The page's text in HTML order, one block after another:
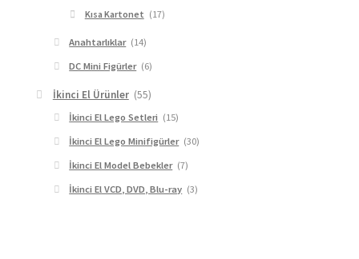
Kısa Kartonet (17)
Anahtarlıklar (14)
DC Mini Figürler (6)
İkinci El Ürünler (55)
İkinci El Lego Setleri (15)
İkinci El Lego Minifigürler (30)
İkinci El Model Bebekler (7)
İkinci El VCD, DVD, Blu-ray (3)